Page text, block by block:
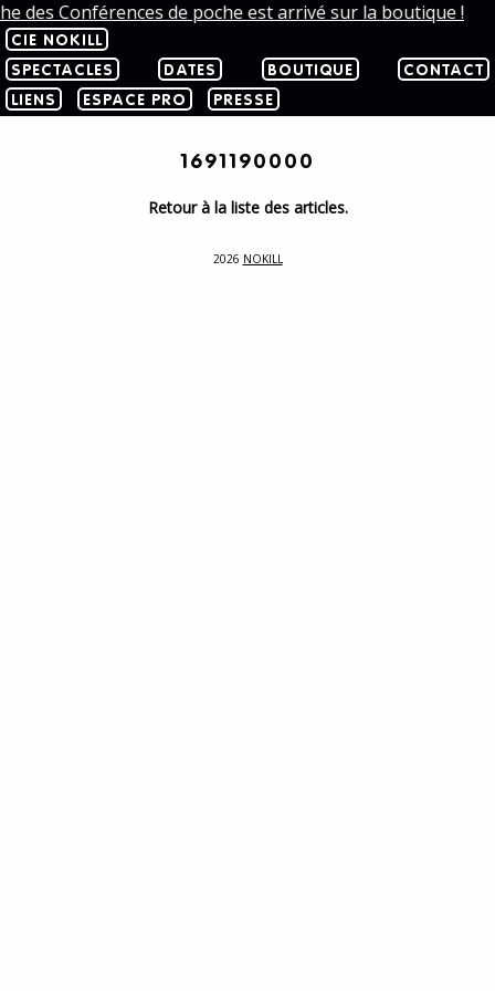
des Conférences de poche est arrivé sur la boutique !
CIE NOKILL
SPECTACLES
DATES BOUTIQUE
CONTACT
LIENS
ESPACE PRO PRESSE
1691190000
Retour à la liste des articles.
2026 NOKILL